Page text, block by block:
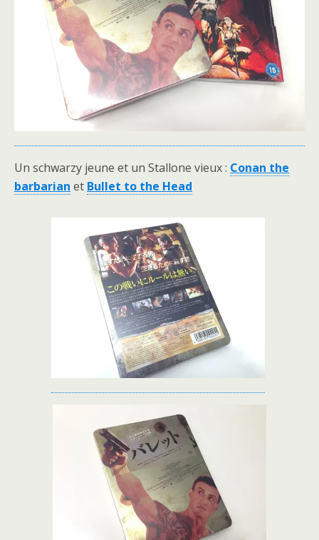
Un schwarzy jeune et un Stallone vieux : Conan the
barbarian et Bullet to the Head